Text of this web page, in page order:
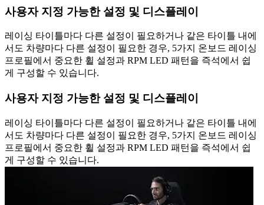
사용자 지정 가능한 설정 및 디스플레이
레이싱 타이틀마다 다른 설정이 필요하거나 같은 타이틀 내에
서도 차량마다 다른 설정이 필요한 경우, 5가지 온보드 레이싱
프로필에서 중요한 휠 설정과 RPM LED 패턴을 즉석에서 쉽
게 구성할 수 있습니다.
사용자 지정 가능한 설정 및 디스플레이
레이싱 타이틀마다 다른 설정이 필요하거나 같은 타이틀 내에
서도 차량마다 다른 설정이 필요한 경우, 5가지 온보드 레이싱
프로필에서 중요한 휠 설정과 RPM LED 패턴을 즉석에서 쉽
게 구성할 수 있습니다.